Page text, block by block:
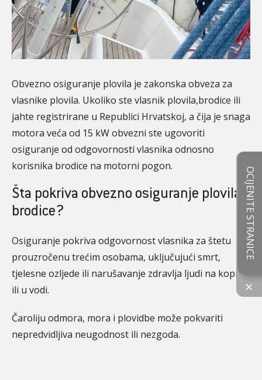
Obvezno osiguranje plovila je zakonska obveza za
vlasnike plovila. Ukoliko ste vlasnik plovila,brodice ili
jahte registrirane u Republici Hrvatskoj, a čija je snaga
motora veća od 15 kW obvezni ste ugovoriti
osiguranje od odgovornosti vlasnika odnosno
korisnika brodice na motorni pogon.
Šta pokriva obvezno osiguranje plovila,
brodice?
Osiguranje pokriva odgovornost vlasnika za štetu
prouzročenu trećim osobama, uključujući smrt,
tjelesne ozljede ili narušavanje zdravlja ljudi na kopnu
ili u vodi.
Čaroliju odmora, mora i plovidbe može pokvariti
nepredvidljiva neugodnost ili nezgoda.
×
OCIJENITE STRANICE